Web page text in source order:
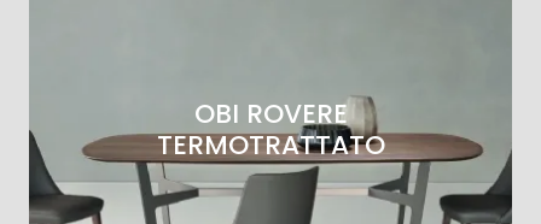
OBI ROVERE
TERMOTRATTATO